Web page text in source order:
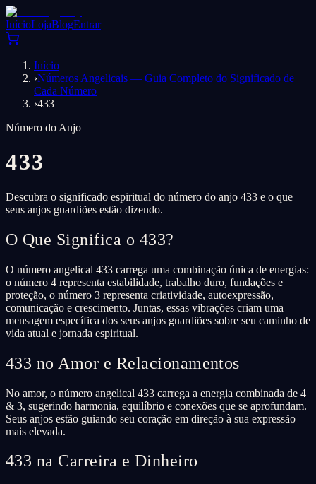
InícioLojaBlogEntrar
Início
›Números Angelicais — Guia Completo do Significado de
Cada Número
›433
Número do Anjo
433
Descubra o significado espiritual do número do anjo 433 e o que
seus anjos guardiões estão dizendo.
O Que Significa o 433?
O número angelical 433 carrega uma combinação única de energias:
o número 4 representa estabilidade, trabalho duro, fundações e
proteção, o número 3 representa criatividade, autoexpressão,
comunicação e crescimento. Juntas, essas vibrações criam uma
mensagem específica dos seus anjos guardiões sobre seu caminho de
vida atual e jornada espiritual.
433 no Amor e Relacionamentos
No amor, o número angelical 433 carrega a energia combinada de 4
& 3, sugerindo harmonia, equilíbrio e conexões que se aprofundam.
Seus anjos estão guiando seu coração em direção à sua expressão
mais elevada.
433 na Carreira e Dinheiro